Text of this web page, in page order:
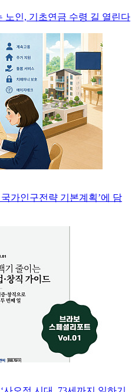
노인, 기초연금 수령 길 열린다
가인구전략 기본계획’에 담